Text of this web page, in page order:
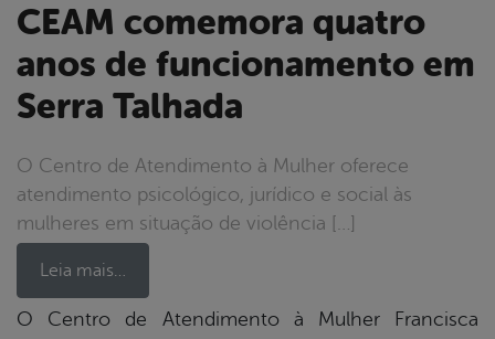
CEAM comemora quatro
anos de funcionamento em
Serra Talhada
O Centro de Atendimento à Mulher oferece
atendimento psicológico, jurídico e social às
mulheres em situação de violência […]
Leia mais…
O Centro de Atendimento à Mulher Francisca